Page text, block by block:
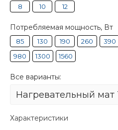
8
10 12
Потребляемая мощность, Вт
85 130 190 260 390
980
1300 1560
Все варианты:
Характеристики